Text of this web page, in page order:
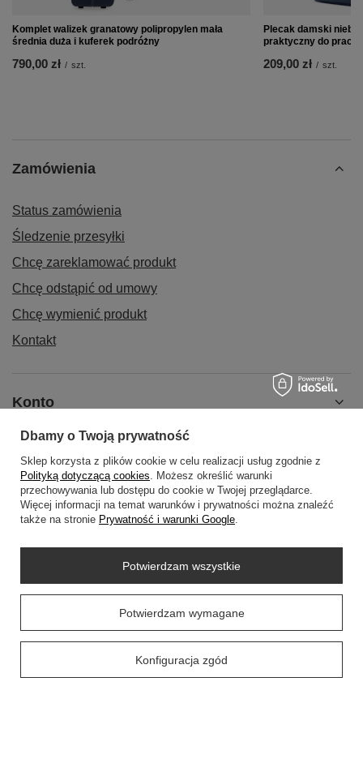
Komplet walizek granatowy polipropylen mała
średnia duża i kuferek podróżny
790,00 zł / szt.
Plecak damski
praktyczny do pracy
209,00 zł / szt.
Zamówienia
Status zamówienia
Śledzenie przesyłki
Chcę zareklamować produkt
Chcę odstąpić od umowy
Chcę wymienić produkt
Kontakt
Konto
Regulaminy
Social Media
wowbag2024@gmail.com
Dbamy o Twoją prywatność
Sklep korzysta z plików cookie w celu realizacji usług zgodnie z
Polityką dotyczącą cookies. Możesz określić warunki
przechowywania lub dostępu do cookie w Twojej przeglądarce.
Więcej informacji na temat warunków i prywatności można znaleźć
także na stronie Prywatność i warunki Google.
Potwierdzam wymagane
Konfiguracja zgód
Potwierdzam wszystkie